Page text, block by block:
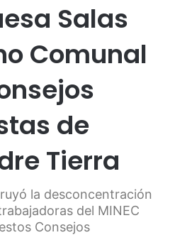
Salas
Comunal
de
Tierra
la desconcentración
del MINEC
Consejos